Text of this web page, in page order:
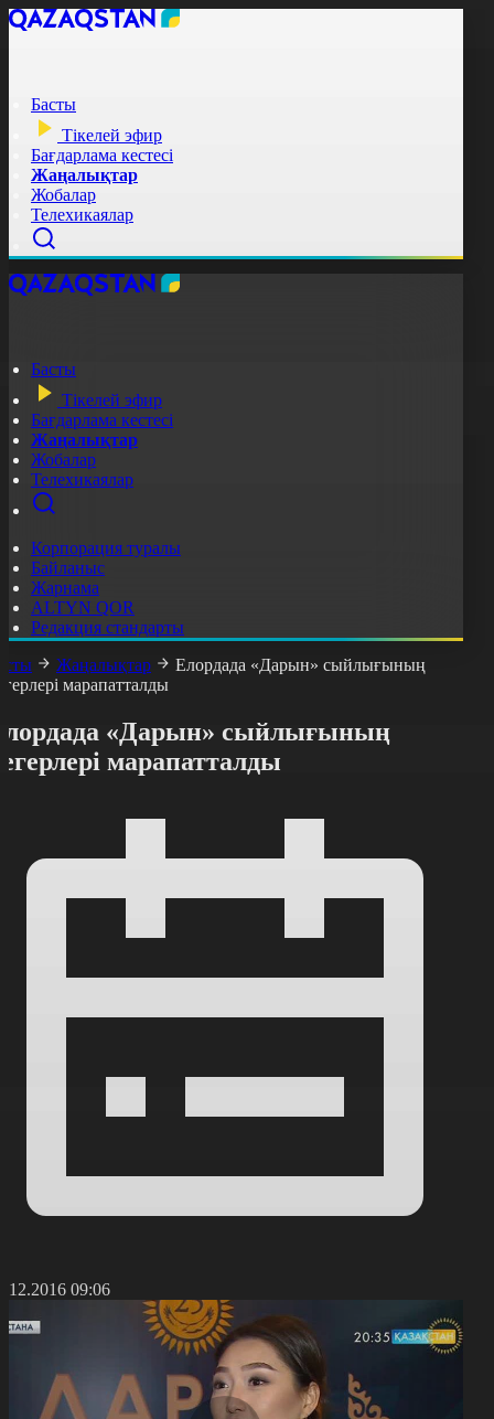
Басты
Тікелей эфир
Бағдарлама кестесі
Жаңалықтар
Жобалар
Телехикаялар
Басты
Тікелей эфир
Бағдарлама кестесі
Жаңалықтар
Жобалар
Телехикаялар
Корпорация туралы
Байланыс
Жарнама
ALTYN QOR
Редакция стандарты
Жаңалықтар
Елордада «Дарын» сыйлығының
марапатталды
«Дарын» сыйлығының
марапатталды
09:06